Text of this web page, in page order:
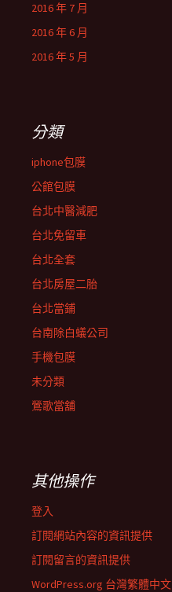
2016 年 7 月
2016 年 6 月
2016 年 5 月
分類
iphone包膜
公館包膜
台北中醫減肥
台北免留車
台北全套
台北房屋二胎
台北當鋪
台南除白蟻公司
手機包膜
未分類
鶯歌當舖
其他操作
登入
訂閱網站內容的資訊提供
訂閱留言的資訊提供
WordPress.org 台灣繁體中文